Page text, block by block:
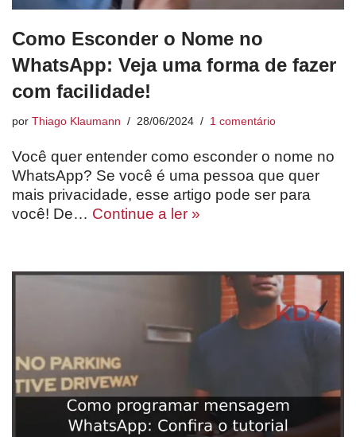
Como Esconder o Nome no
WhatsApp: Veja uma forma de fazer
com facilidade!
por Thiago Klaumann 28/06/2024 1 comentário
Você quer entender como esconder o nome no
WhatsApp? Se você é uma pessoa que quer
mais privacidade, esse artigo pode ser para
você! De… Continue a ler »